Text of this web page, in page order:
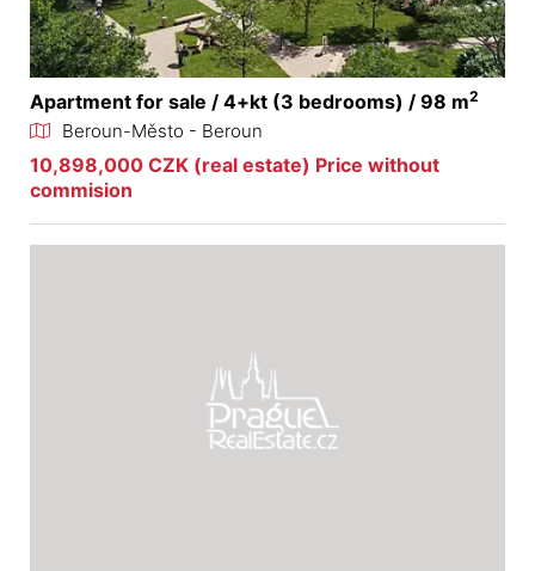
Apartment for sale / 4+kt (3 bedrooms) / 98 m2
Beroun-Město - Beroun
10,898,000 CZK (real estate) Price without
commision